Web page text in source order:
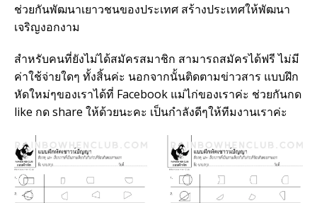
ช่วยกันพัฒนาเยาวชนของประเทศ สร้างประเทศให้พัฒนา
เจริญงอกงาม
สำหรับคนที่ยังไม่ได้สมัครสมาชิก สามารถสมัครได้ฟรี ไม่มี
ค่าใช้จ่ายใดๆ ทั้งสิ้นค่ะ นอกจากนั้นติดตามข่าวสาร แบบฝึก
หัดใหม่ๆของเราได้ที่ Facebook แม่ไก่ของเราค่ะ ช่วยกันกด
like กด share ให้ด้วยนะคะ เป็นกำลังดีๆให้ทีมงานเราค่ะ